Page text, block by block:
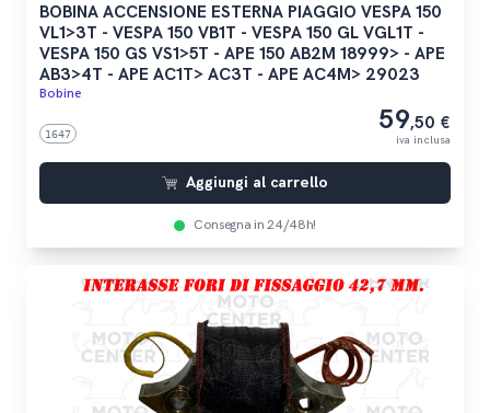
BOBINA ACCENSIONE ESTERNA PIAGGIO VESPA 150
VL1>3T - VESPA 150 VB1T - VESPA 150 GL VGL1T -
VESPA 150 GS VS1>5T - APE 150 AB2M 18999> - APE
AB3>4T - APE AC1T> AC3T - APE AC4M> 29023
Bobine
1647 59,50 €
iva inclusa
Aggiungi al carrello
Consegna in 24/48h!